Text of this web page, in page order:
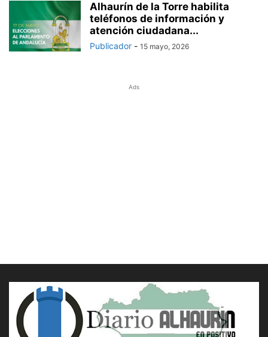
Alhaurín de la Torre habilita
teléfonos de información y
atención ciudadana...
Publicador - 15 mayo, 2026
Ads